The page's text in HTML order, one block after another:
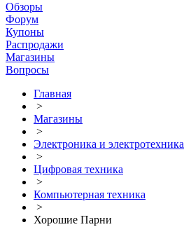
Обзоры
Форум
Купоны
Распродажи
Магазины
Вопросы
Главная
>
Магазины
>
Электроника и электротехника
>
Цифровая техника
>
Компьютерная техника
>
Хорошие Парни